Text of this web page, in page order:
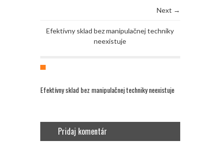
Next →
Efektívny sklad bez manipulačnej techniky
neexistuje
Efektívny sklad bez manipulačnej techniky neexistuje
Pridaj komentár